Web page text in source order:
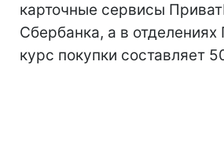
карточные сервисы
Сбербанка, а в отделениях
курс покупки составляет